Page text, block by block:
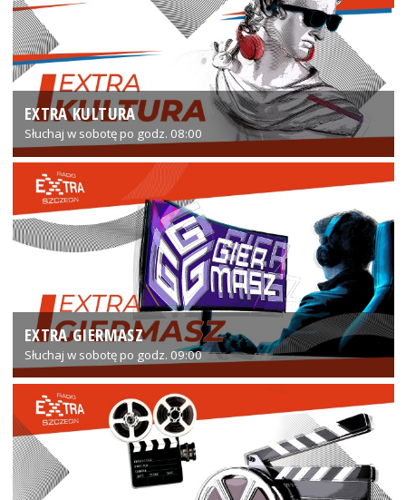
EXTRA KULTURA
Słuchaj w sobotę po godz. 08:00
EXTRA GIERMASZ
Słuchaj w sobotę po godz. 09:00